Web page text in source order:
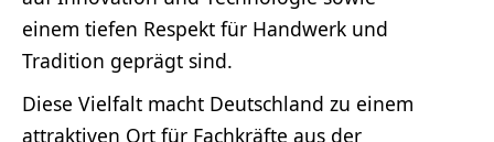
einem tiefen Respekt für Handwerk und
Tradition geprägt sind.
Diese Vielfalt macht Deutschland zu einem
attraktiven Ort für Fachkräfte aus der